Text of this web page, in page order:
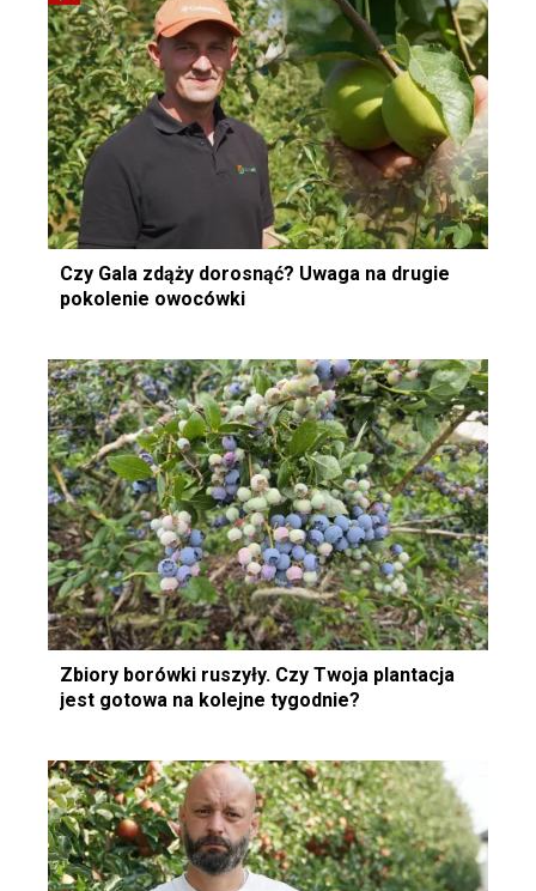
Czy Gala zdąży dorosnąć? Uwaga na drugie
pokolenie owocówki
Zbiory borówki ruszyły. Czy Twoja plantacja
jest gotowa na kolejne tygodnie?